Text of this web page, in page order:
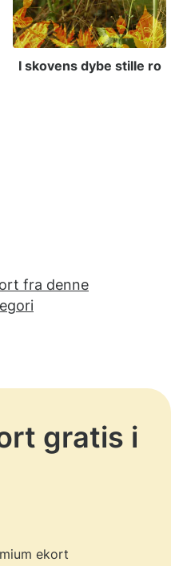
I skovens dybe stille ro
fra denne
gratis i
ekort